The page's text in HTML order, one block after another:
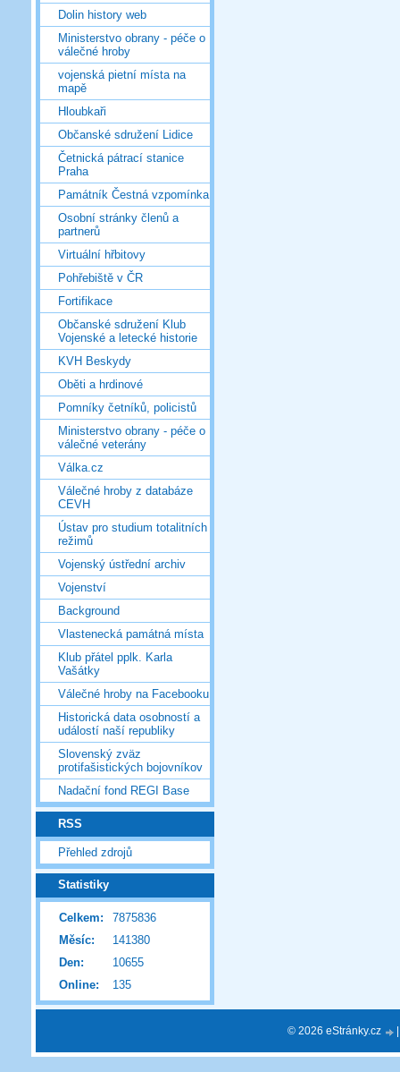
Dolin history web
Ministerstvo obrany - péče o
válečné hroby
vojenská pietní místa na
mapě
Hloubkaři
Občanské sdružení Lidice
Četnická pátrací stanice
Praha
Památník Čestná vzpomínka
Osobní stránky členů a
partnerů
Virtuální hřbitovy
Pohřebiště v ČR
Fortifikace
Občanské sdružení Klub
Vojenské a letecké historie
KVH Beskydy
Oběti a hrdinové
Pomníky četníků, policistů
Ministerstvo obrany - péče o
válečné veterány
Válka.cz
Válečné hroby z databáze
CEVH
Ústav pro studium totalitních
režimů
Vojenský ústřední archiv
Vojenství
Background
Vlastenecká památná místa
Klub přátel pplk. Karla
Vašátky
Válečné hroby na Facebooku
Historická data osobností a
událostí naší republiky
Slovenský zväz
protifašistických bojovníkov
Nadační fond REGI Base
RSS
Přehled zdrojů
Statistiky
Online: 135
Celkem:
7875836
Měsíc:
141380
Den:
10655
© 2026 eStránky.cz